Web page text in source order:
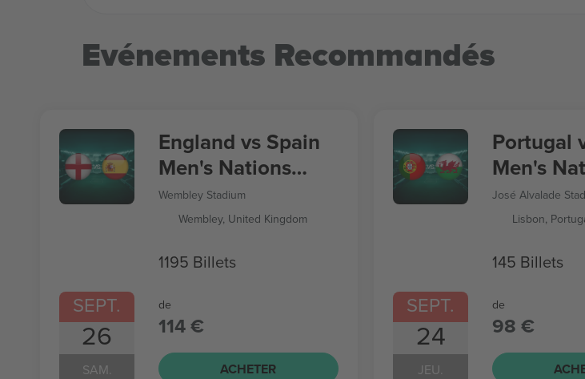
Evénements Recommandés
SEPT.
26
SAM.
England vs Spain
Men's Nations
League
Wembley Stadium
Wembley, United Kingdom
1195 Billets
de
114 €
ACHETER
SEPT.
24
JEU.
Portugal
Men's
League
José Alvalade
Lisbon,
145 Billets
de
98 €